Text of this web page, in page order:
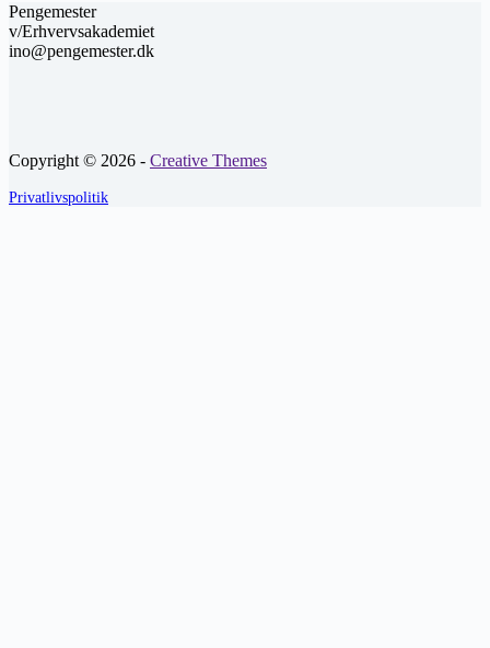
Pengemester
v/Erhvervsakademiet
ino@pengemester.dk
Copyright © 2026 - Creative Themes
Privatlivspolitik